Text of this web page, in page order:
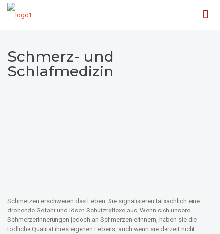
Schmerz- und
Schlafmedizin
Schmerzen erschweren das Leben. Sie signalisieren tatsächlich eine
drohende Gefahr und lösen Schutzreflexe aus. Wenn sich unsere
Schmerzerinnerungen jedoch an Schmerzen erinnern, haben sie die
tödliche Qualität ihres eigenen Lebens, auch wenn sie derzeit nicht